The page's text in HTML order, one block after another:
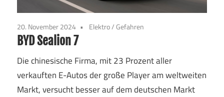
20. November 2024 Elektro/Gefahren
BYD Sealion 7
Die chinesische Firma, mit 23 Prozent aller
verkauften E-Autos der große Player am weltweiten
Markt, versucht besser auf dem deutschen Markt